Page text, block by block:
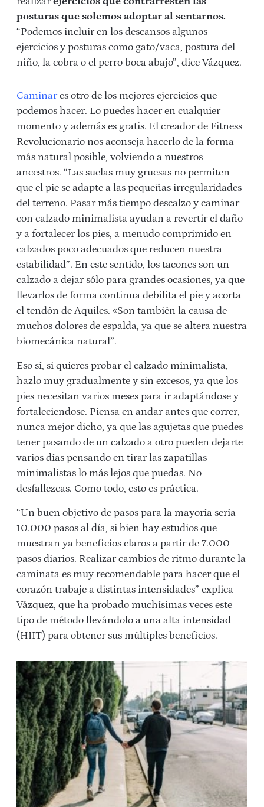
posturas que solemos adoptar al sentarnos.
“Podemos incluir en los descansos algunos
ejercicios y posturas como gato/vaca, postura del
niño, la cobra o el perro boca abajo”, dice Vázquez.
Caminares otro de los mejores ejercicios que
podemos hacer. Lo puedes hacer en cualquier
momento y además es gratis. El creador de Fitness
Revolucionario nos aconseja hacerlo de la forma
más natural posible, volviendo a nuestros
ancestros. “Las suelas muy gruesas no permiten
que el pie se adapte a las pequeñas irregularidades
del terreno. Pasar más tiempo descalzo y caminar
con calzado minimalista ayudan a revertir el daño
y a fortalecer los pies, a menudo comprimido en
calzados poco adecuados que reducen nuestra
estabilidad”. En este sentido, los tacones son un
calzado a dejar sólo para grandes ocasiones, ya que
llevarlos de forma continua debilita el pie y acorta
el tendón de Aquiles. «Son también la causa de
muchos dolores de espalda, ya que se altera nuestra
biomecánica natural”.
Eso sí, si quieres probar el calzado minimalista,
hazlo muy gradualmente y sin excesos, ya que los
pies necesitan varios meses para ir adaptándose y
fortaleciendose. Piensa en andar antes que correr,
nunca mejor dicho, ya que las agujetas que puedes
tener pasando de un calzado a otro pueden dejarte
varios días pensando en tirar las zapatillas
minimalistas lo más lejos que puedas. No
desfallezcas. Como todo, esto es práctica.
“Un buen objetivo de pasos para la mayoría sería
10.000 pasos al día, si bien hay estudios que
muestran ya beneficios claros a partir de 7.000
pasos diarios. Realizar cambios de ritmo durante la
caminata es muy recomendable para hacer que el
corazón trabaje a distintas intensidades” explica
Vázquez, que ha probado muchísimas veces este
tipo de método llevándolo a una alta intensidad
(HIIT) para obtener sus múltiples beneficios.